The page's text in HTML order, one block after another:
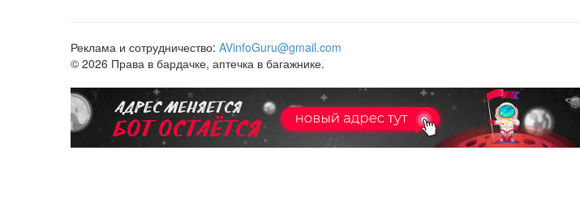
Реклама и сотрудничество: AVinfoGuru@gmail.com
© 2026 Права в бардачке, аптечка в багажнике.